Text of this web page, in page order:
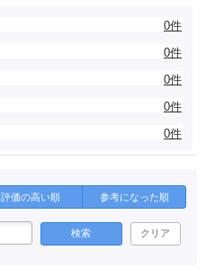
0件
0件
0件
0件
0件
評価の高い順 参考になった順
検索 クリア